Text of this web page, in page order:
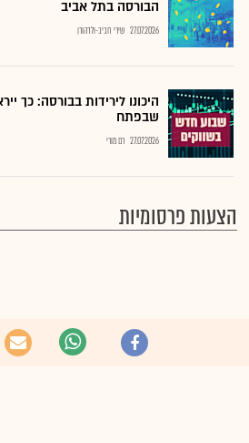
הבורסה בתל אביב
27.07.2026 שירי חביב-ולדהורן
היכונו לירידות בבורסה: כך
שבפתח
27.07.2026 רם מורי
הצעות פרסומיות